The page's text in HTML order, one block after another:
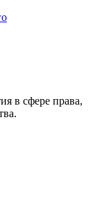
в сфере права,